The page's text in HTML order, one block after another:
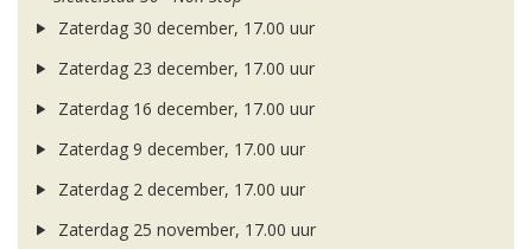
Zaterdag 30 december, 17.00 uur
Zaterdag 23 december, 17.00 uur
Zaterdag 16 december, 17.00 uur
Zaterdag 9 december, 17.00 uur
Zaterdag 2 december, 17.00 uur
Zaterdag 25 november, 17.00 uur